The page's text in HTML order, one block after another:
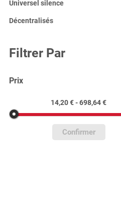
Universel silence
Décentralisés
Filtrer Par
Prix
14,20 € - 698,64 €
Confirmer